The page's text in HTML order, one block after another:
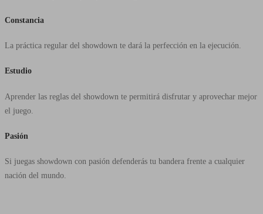
Constancia
La práctica regular del showdown te dará la perfección en la ejecución.
Estudio
Aprender las reglas del showdown te permitirá disfrutar y aprovechar mejor
el juego.
Pasión
Si juegas showdown con pasión defenderás tu bandera frente a cualquier
nación del mundo.